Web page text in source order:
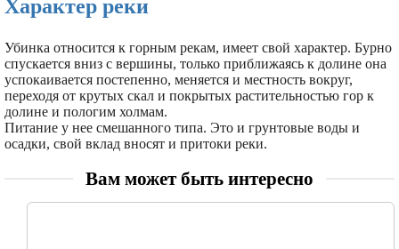
Характер реки
Убинка относится к горным рекам, имеет свой характер. Бурно
спускается вниз с вершины, только приближаясь к долине она
успокаивается постепенно, меняется и местность вокруг,
переходя от крутых скал и покрытых растительностью гор к
долине и пологим холмам.
Питание у нее смешанного типа. Это и грунтовые воды и
осадки, свой вклад вносят и притоки реки.
Вам может быть интересно